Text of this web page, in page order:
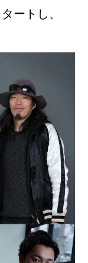
ートし、